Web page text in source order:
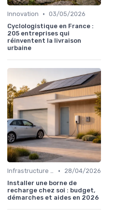
Innovation • 03/05/2026
Cyclologistique en France :
205 entreprises qui
réinventent la livraison
urbaine
Infrastructure & Réseau •
28/04/2026
Installer une borne de
recharge chez soi : budget,
démarches et aides en 2026